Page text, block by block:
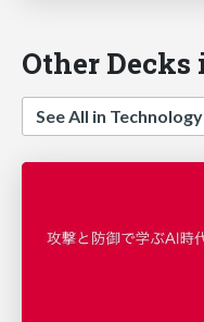
Other
See All in Technology